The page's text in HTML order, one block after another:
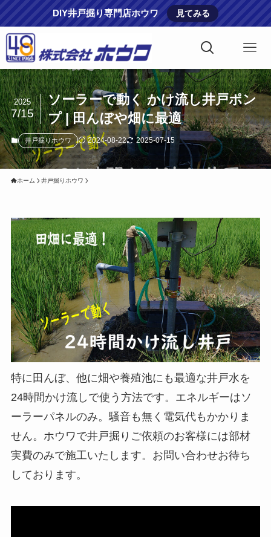
DIY井戸掘り専門店ホウワ 見てみる
ソーラーで動く かけ流し井戸ポン
プ | 田んぼや畑に最適
2025
7/15
井戸掘りホウワ 2024-08-22 2025-07-15
ホーム 井戸掘りホウワ
特に田んぼ、他に畑や養殖池にも最適な井戸水を
24時間かけ流しで使う方法です。エネルギーはソ
ーラーパネルのみ。騒音も無く電気代もかかりま
せん。ホウワで井戸掘りご依頼のお客様には部材
実費のみで施工いたします。お問い合わせお待ち
しております。